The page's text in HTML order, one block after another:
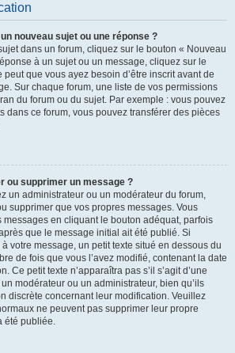
nouveau sujet ou une réponse ?
dans un forum, cliquez sur le bouton « Nouveau
à un sujet ou un message, cliquez sur le
que vous ayez besoin d’être inscrit avant de
Sur chaque forum, une liste de vos permissions
du forum ou du sujet. Par exemple : vous pouvez
dans ce forum, vous pouvez transférer des pièces
ou supprimer un message ?
un administrateur ou un modérateur du forum,
supprimer que vos propres messages. Vous
en cliquant le bouton adéquat, parfois
que le message initial ait été publié. Si
votre message, un petit texte situé en dessous du
de fois que vous l’avez modifié, contenant la date
Ce petit texte n’apparaîtra pas s’il s’agit d’une
modérateur ou un administrateur, bien qu’ils
discrète concernant leur modification. Veuillez
ne peuvent pas supprimer leur propre
été publiée.